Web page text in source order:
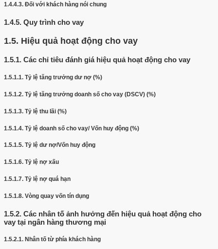
1.4.4.3. Đối với khách hàng nói chung
1.4.5. Quy trình cho vay
1.5. Hiệu quả hoạt động cho vay
1.5.1. Các chỉ tiêu đánh giá hiệu quả hoạt động cho vay
1.5.1.1. Tỷ lệ tăng trưởng dư nợ (%)
1.5.1.2. Tỷ lệ tăng trưởng doanh số cho vay (DSCV) (%)
1.5.1.3. Tỷ lệ thu lãi (%)
1.5.1.4. Tỷ lệ doanh số cho vay/ Vốn huy động (%)
1.5.1.5. Tỷ lệ dư nợ/Vốn huy động
1.5.1.6. Tỷ lệ nợ xấu
1.5.1.7. Tỷ lệ nợ quá hạn
1.5.1.8. Vòng quay vốn tín dụng
1.5.2. Các nhân tố ảnh hưởng đến hiệu quả hoạt động cho
vay tại ngân hàng thương mại
1.5.2.1. Nhân tố từ phía khách hàng